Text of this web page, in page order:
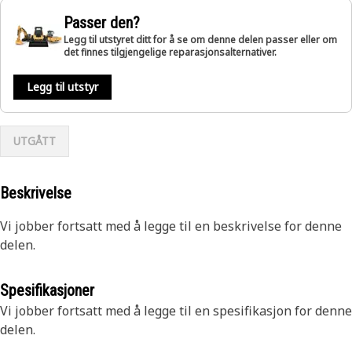
Passer den?
Legg til utstyret ditt for å se om denne delen passer eller om
det finnes tilgjengelige reparasjonsalternativer.
Legg til utstyr
UTGÅTT
Beskrivelse
Vi jobber fortsatt med å legge til en beskrivelse for denne
delen.
Spesifikasjoner
Vi jobber fortsatt med å legge til en spesifikasjon for denne
delen.